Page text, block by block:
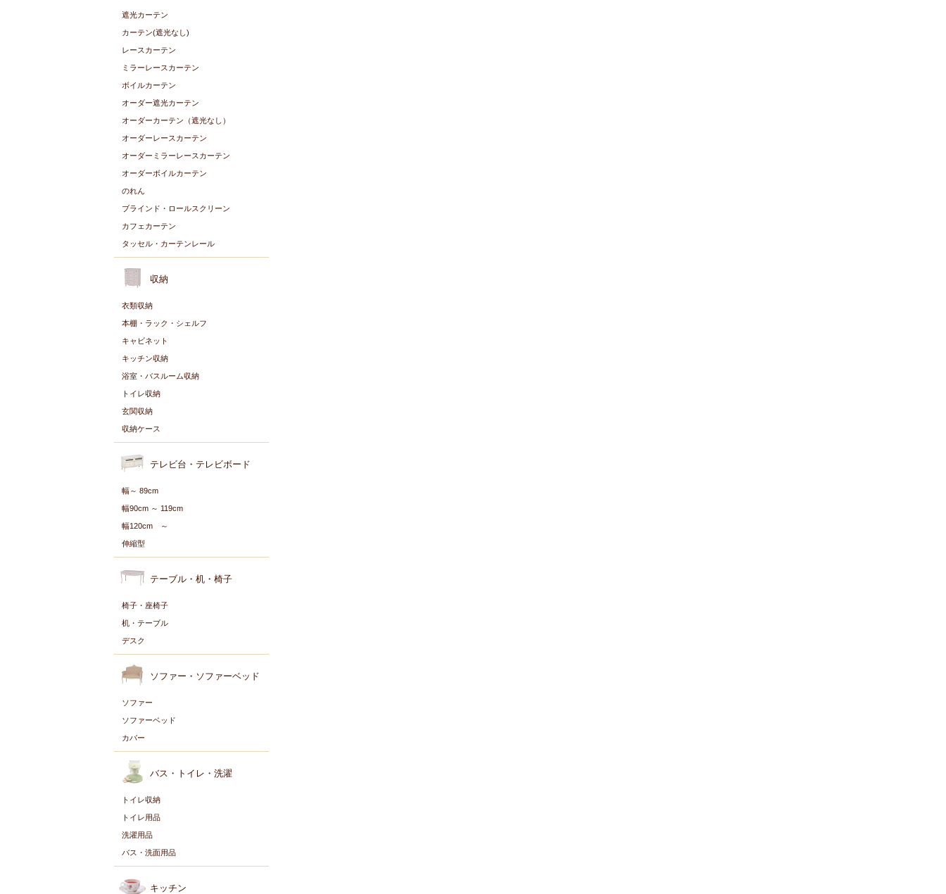
遮光カーテン
カーテン(遮光なし)
レースカーテン
ミラーレースカーテン
ボイルカーテン
オーダー遮光カーテン
オーダーカーテン（遮光なし）
オーダーレースカーテン
オーダーミラーレースカーテン
オーダーボイルカーテン
のれん
ブラインド・ロールスクリーン
カフェカーテン
タッセル・カーテンレール
収納
衣類収納
本棚・ラック・シェルフ
キャビネット
キッチン収納
浴室・バスルーム収納
トイレ収納
玄関収納
収納ケース
テレビ台・テレビボード
幅～ 89cm
幅90cm ～ 119cm
幅120cm ～
伸縮型
テーブル・机・椅子
椅子・座椅子
机・テーブル
デスク
ソファー・ソファーベッド
ソファー
ソファーベッド
カバー
バス・トイレ・洗濯
トイレ収納
トイレ用品
洗濯用品
バス・洗面用品
キッチン